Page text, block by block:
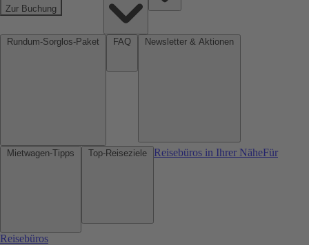
Zur Buchung
Reisebüros in Ihrer NäheFür
Reisebüros